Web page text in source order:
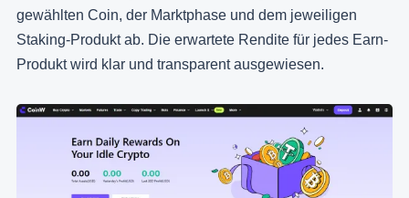
gewählten Coin, der Marktphase und dem jeweiligen
Staking-Produkt ab. Die erwartete Rendite für jedes Earn-
Produkt wird klar und transparent ausgewiesen.